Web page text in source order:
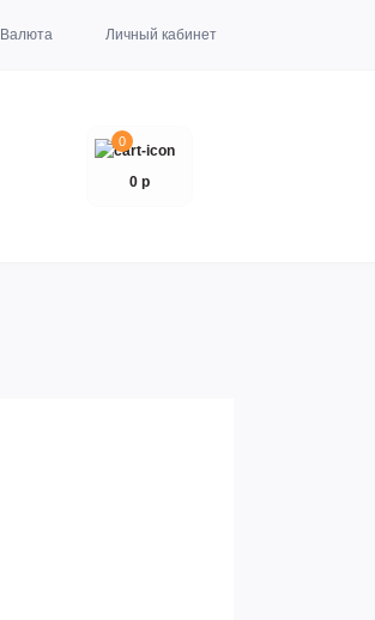
Валюта Личный кабинет
0
0 р